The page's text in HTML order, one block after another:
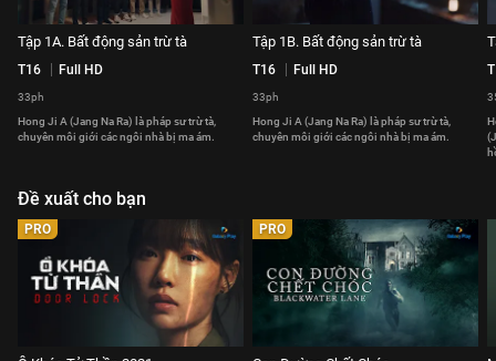
Tập 1A. Bất động sản trừ tà
T16 Full HD
33ph
Hong Ji A (Jang Na Ra) là pháp sư trừ tà,
chuyên môi giới các ngôi nhà bị ma ám.
Tập 1B. Bất động sản trừ tà
T16 Full HD
33ph
Hong Ji A (Jang Na Ra) là pháp sư trừ tà,
chuyên môi giới các ngôi nhà bị ma ám.
Đề xuất cho bạn
PRO PRO